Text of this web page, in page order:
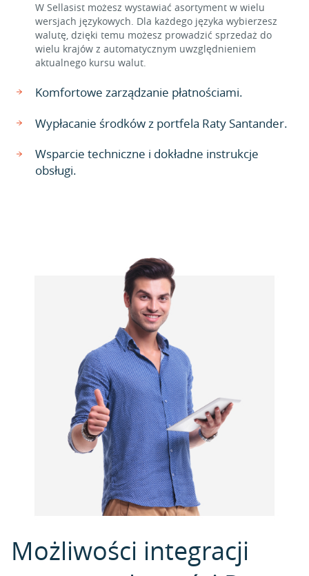
W Sellasist możesz wystawiać asortyment w wielu
wersjach językowych. Dla każdego języka wybierzesz
walutę, dzięki temu możesz prowadzić sprzedaż do
wielu krajów z automatycznym uwzględnieniem
aktualnego kursu walut.
Komfortowe zarządzanie płatnościami.
Wypłacanie środków z portfela Raty Santander.
Wsparcie techniczne i dokładne instrukcje
obsługi.
Możliwości integracji